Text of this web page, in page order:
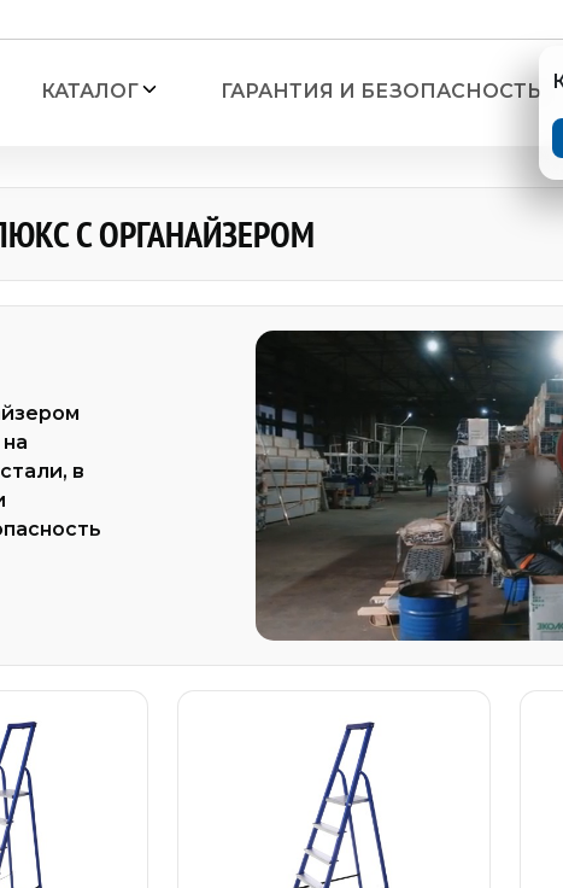
КАТАЛОГ
Лестницы
— Лестницы алюминиевые
— Лестницы алюминиевые
— Лестницы алюминиевые
— Лестницы алюминиевые
— Лестницы трехсекционные
— Лестницы трехсекционные
Вышка-тура
— Вышка-тура алюминиевая и помост
ГАРАНТИЯ И БЕЗОПАСНОСТЬ
С ОРГАНАЙЗЕРОМ
в